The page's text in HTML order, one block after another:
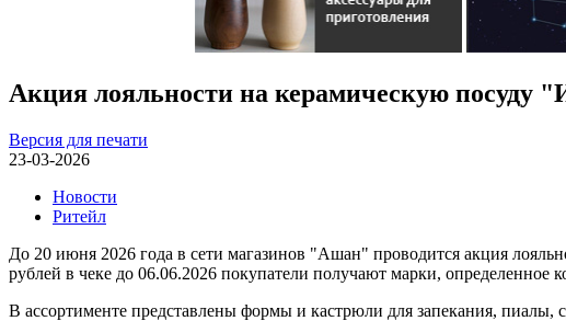
Акция лояльности на керамическую
Версия для печати
23-03-2026
Новости
Ритейл
До 20 июня 2026 года в сети магазинов "Ашан" проводится акция
рублей в чеке до 06.06.2026 покупатели получают марки,
В ассортименте представлены формы и кастрюли для запекания, пиалы,